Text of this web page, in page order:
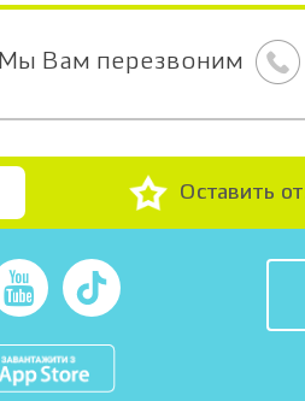
Мы Вам перезвоним
Оставить